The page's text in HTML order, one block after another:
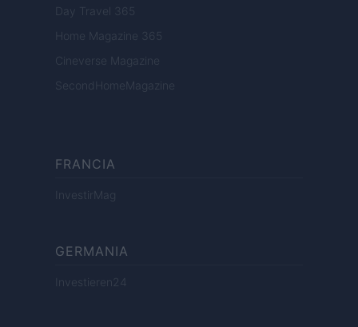
Day Travel 365
Home Magazine 365
Cineverse Magazine
SecondHomeMagazine
FRANCIA
InvestirMag
GERMANIA
Investieren24